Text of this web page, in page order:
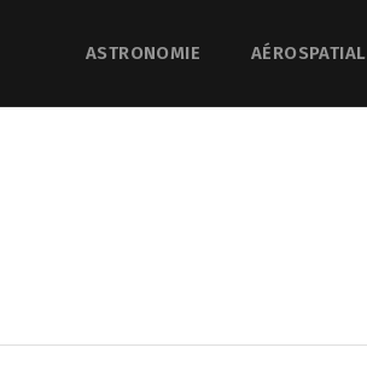
ASTRONOMIE AÉROSPATIAL